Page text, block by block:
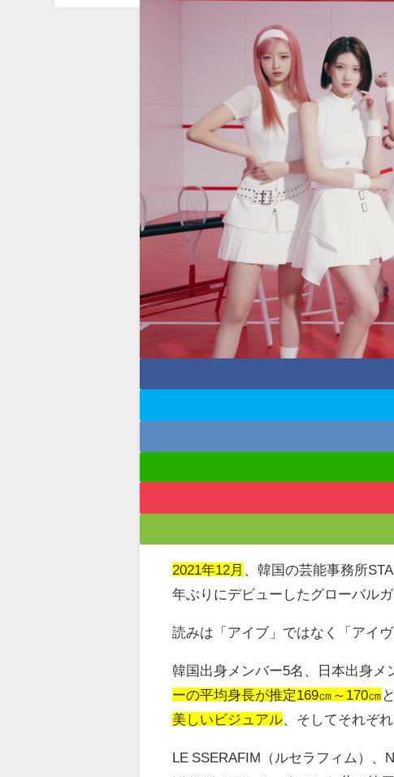
2021年12月 、韓国の芸能事務所
年ぶりにデビューしたグローバル
読みは「アイブ」ではなく「アイヴ
韓国出身メンバー5名、日本出身メ
ーの平均身長が推定169㎝～170㎝
美しいビジュアル 、そしてそれぞ
LE SSERAFIM （ルセラフィム）、